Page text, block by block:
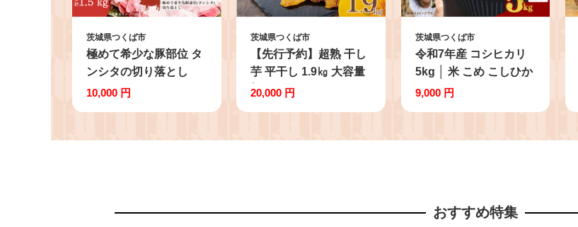
茨城県つくば市
極めて希少な豚部位 タ
ンシタの切り落とし
1.5kg 村下商事従業員
くば市
10,000 円
茨城県つくば市
【先行予約】超熟 干し
芋 平干し 1.9㎏ 大容量
│ 干芋 干しいも ほしい
無着色 砂糖不使用 おや
20,000 円
茨城県つくば市
令和7年産 コシヒカリ
5kg │ 米 こめ こしひか
り 茨城県産こしひかり
ご飯 白米 精米 5キロ
9,000 円
おすすめ特集